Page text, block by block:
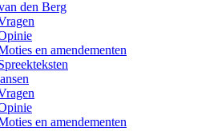
den Berg
en amendementen
en amendementen